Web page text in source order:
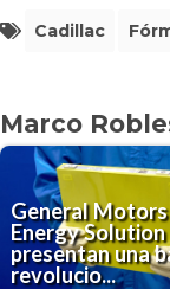
Cadillac
Marco
General Motors
Energy Solution
presentan una
revolucio...